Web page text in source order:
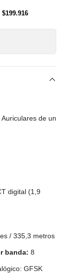
$199.916
Auriculares de un
digital (1,9
/ 335,3 metros
banda: 8
GFSK